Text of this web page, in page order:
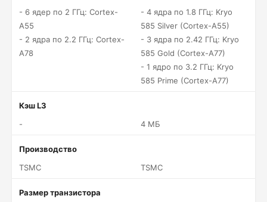
- 6 ядер по 2 ГГц: Cortex-
A55
- 2 ядра по 2.2 ГГц: Cortex-
A78
- 4 ядра по 1.8 ГГц: Kryo
585 Silver (Cortex-A55)
- 3 ядра по 2.42 ГГц: Kryo
585 Gold (Cortex-A77)
- 1 ядро по 3.2 ГГц: Kryo
585 Prime (Cortex-A77)
Кэш L3
-
4 МБ
Производство
TSMC
TSMC
Размер транзистора